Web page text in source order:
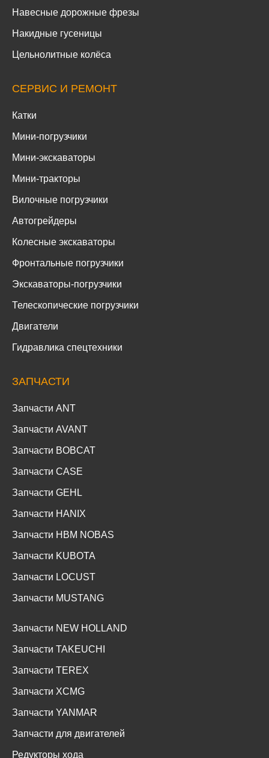
Навесные дорожные фрезы
Накидные гусеницы
Цельнолитные колёса
СЕРВИС И РЕМОНТ
Катки
Мини-погрузчики
Мини-экскаваторы
Мини-тракторы
Вилочные погрузчики
Автогрейдеры
Колесные экскаваторы
Фронтальные погрузчики
Экскаваторы-погрузчики
Телескопические погрузчики
Двигатели
Гидравлика спецтехники
ЗАПЧАСТИ
Запчасти ANT
Запчасти AVANT
Запчасти BOBCAT
Запчасти CASE
Запчасти GEHL
Запчасти HANIX
Запчасти HBM NOBAS
Запчасти KUBOTA
Запчасти LOCUST
Запчасти MUSTANG
Запчасти NEW HOLLAND
Запчасти TAKEUCHI
Запчасти TEREX
Запчасти XCMG
Запчасти YANMAR
Запчасти для двигателей
Редукторы хода